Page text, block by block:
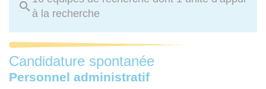
à la recherche
Candidature spontanée
Personnel administratif